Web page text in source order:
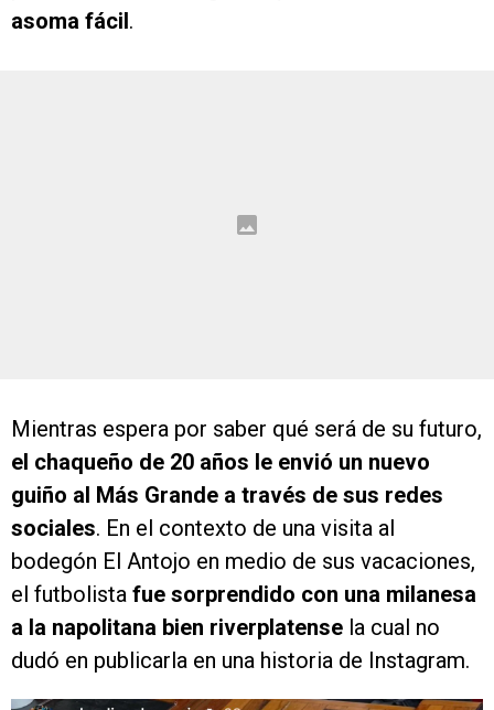
asoma fácil .
Mientras espera por saber qué será de su futuro,
el chaqueño de 20 años le envió un nuevo
guiño al Más Grande a través de sus redes
sociales. En el contexto de una visita al
bodegón El Antojo en medio de sus vacaciones,
el futbolista fue sorprendido con una milanesa
a la napolitana bien riverplatense la cual no
dudó en publicarla en una historia de Instagram.